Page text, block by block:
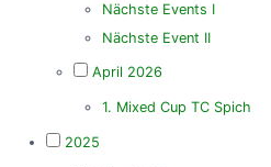
Nächste Events I
Nächste Event II
April 2026
1. Mixed Cup TC Spich
2025